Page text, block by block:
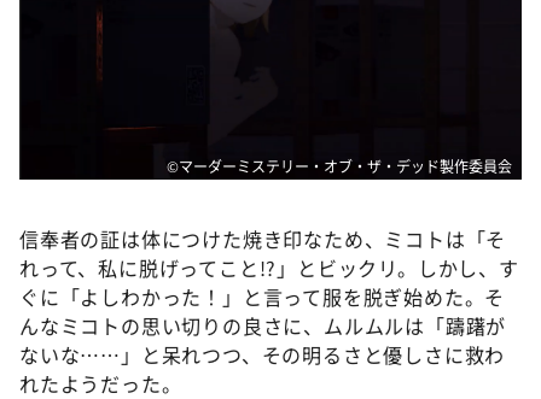
©マーダーミステリー・オブ・ザ・デッド製作委員会
信奉者の証は体につけた焼き印なため、ミコトは「そ
れって、私に脱げってこと!?」とビックリ。しかし、す
ぐに「よしわかった！」と言って服を脱ぎ始めた。そ
んなミコトの思い切りの良さに、ムルムルは「躊躇が
ないな……」と呆れつつ、その明るさと優しさに救わ
れたようだった。